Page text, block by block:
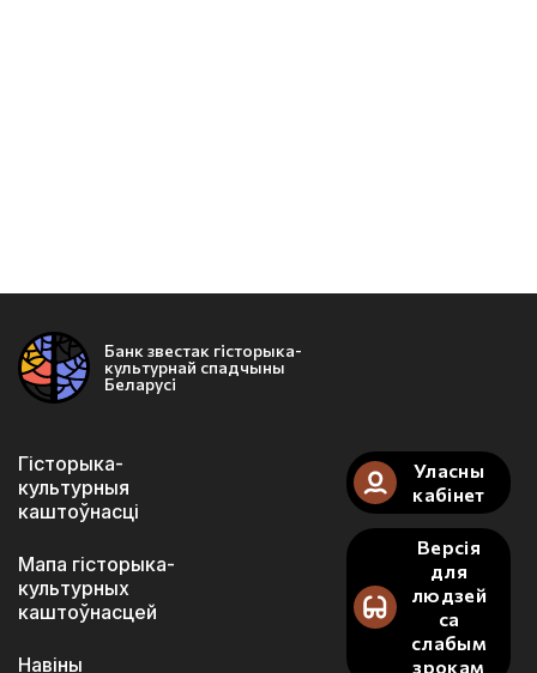
Банк звестак гісторыка-
культурнай спадчыны
Беларусі
Гісторыка-
культурныя
каштоўнасці
Мапа гісторыка-
культурных
каштоўнасцей
Навіны
Уласны
кабінет
Версія
для
людзей
са
слабым
зрокам